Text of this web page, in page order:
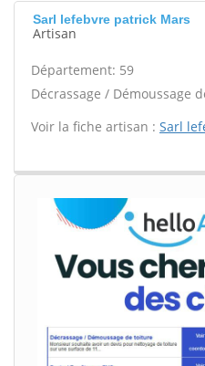
Sarl lefebvre patrick Mars
Artisan
Département: 59
Décrassage / Démoussage
Voir la fiche artisan : Sarl